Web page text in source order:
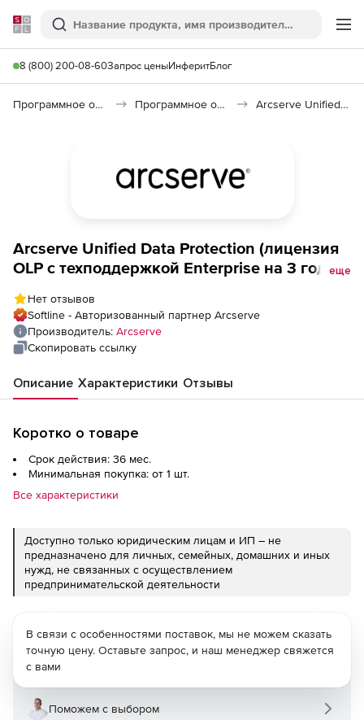
Softline
Поиск
8 (800) 200-08-60Запрос ценыИнферитБлог
Программное обеспечение для работы с файлами и дисками Программное обеспечение для резервного копирования Arcserve Unified Data Protection 7.0
Arcserve Unified Data Protection (лицензия
OLP с техподдержкой Enterprise на 3 года),
еще
Нет отзывов
Softline - Авторизованный партнер Arcserve
Производитель: Arcserve
Скопировать ссылку
Описание Характеристики Отзывы
Коротко о товаре
Срок действия: 36 мес.
Минимальная покупка: от 1 шт.
Все характеристики
Доступно только юридическим лицам и ИП – не
предназначено для личных, семейных, домашних и иных
нужд, не связанных с осуществлением
предпринимательской деятельности
В связи с особенностями поставок, мы не можем сказать
точную цену. Оставьте запрос, и наш менеджер свяжется
с вами
Поможем с выбором